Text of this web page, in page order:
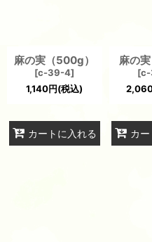
麻の実（500g）
[c-39-4]
1,140円(税込)
カートに入れる
麻の実
[
カ